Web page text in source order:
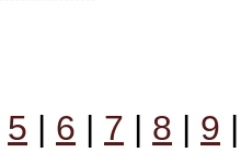
5 | 6 | 7 | 8 | 9